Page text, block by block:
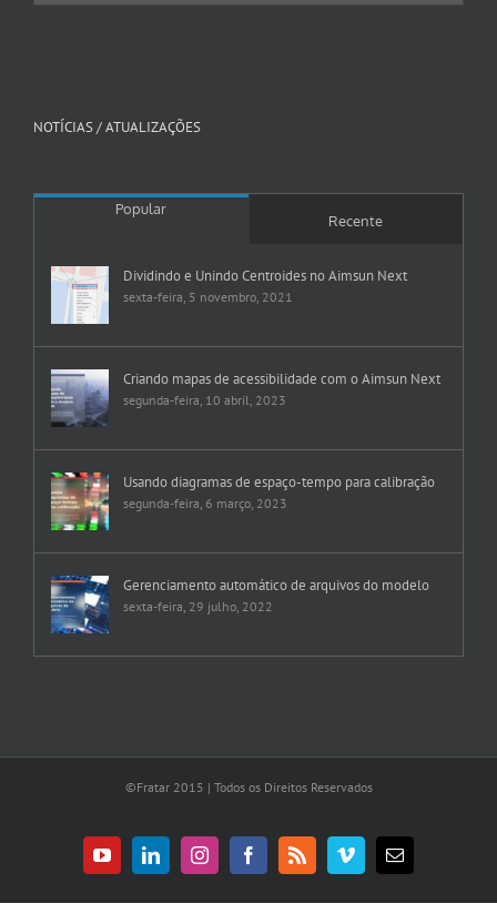
NOTÍCIAS / ATUALIZAÇÕES
Popular
Recente
Dividindo e Unindo Centroides no Aimsun Next
sexta-feira, 5 novembro, 2021
Criando mapas de acessibilidade com o Aimsun Next
segunda-feira, 10 abril, 2023
Usando diagramas de espaço-tempo para calibração
segunda-feira, 6 março, 2023
Gerenciamento automático de arquivos do modelo
sexta-feira, 29 julho, 2022
©Fratar 2015 | Todos os Direitos Reservados
YouTubeLinkedInInstagramFacebook
Rss VimeoE-